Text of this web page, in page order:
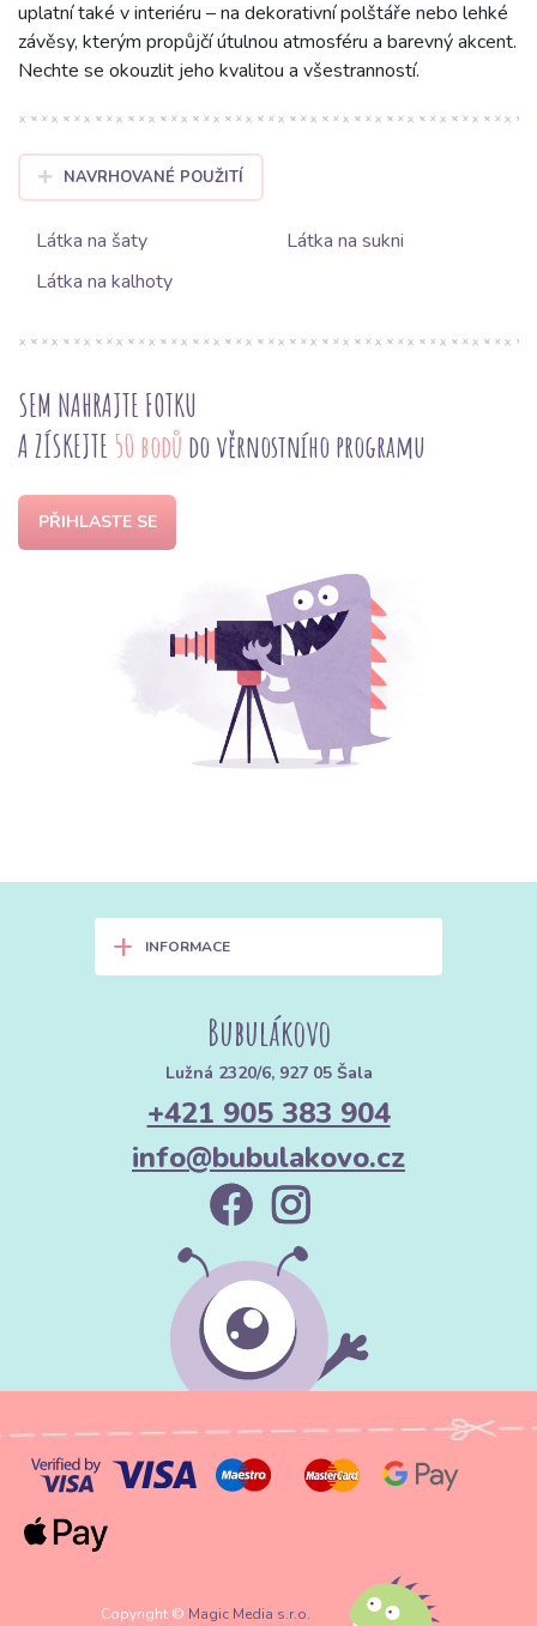
uplatní také v interiéru – na dekorativní polštáře nebo lehké
závěsy, kterým propůjčí útulnou atmosféru a barevný akcent.
Nechte se okouzlit jeho kvalitou a všestranností.
NAVRHOVANÉ POUŽITÍ
Látka na šaty
Látka na sukni
Látka na kalhoty
SEM NAHRAJTE FOTKU
A ZÍSKEJTE 50 bodů do věrnostního programu
PŘIHLASTE SE
+ INFORMACE
Bubulákovo
Lužná 2320/6, 927 05 Šala
+421 905 383 904
info@bubulakovo.cz
Copyright © Magic Media s.r.o.